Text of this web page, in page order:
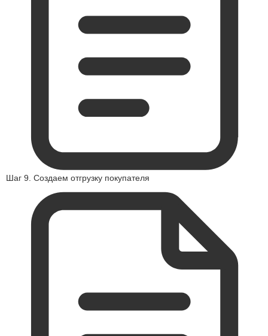
Шаг 9. Создаем отгрузку покупателя